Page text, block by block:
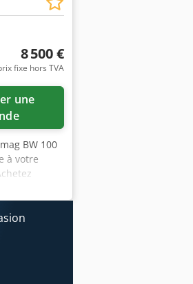
des
pour
se
✔
d’autres
et
8 500 €
fixe hors TVA
BW 100
à votre
frais
41
:
le
« 40960
💡